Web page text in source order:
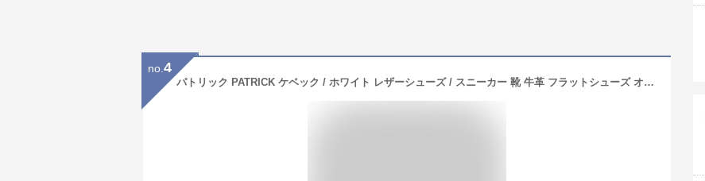
no. 4
パトリック PATRICK ケベック / ホワイト レザーシューズ / スニーカー 靴 牛革 フラットシューズ オフホワイト フランス レディース 定番モデル シューズ カジュアル カジュアルシューズ